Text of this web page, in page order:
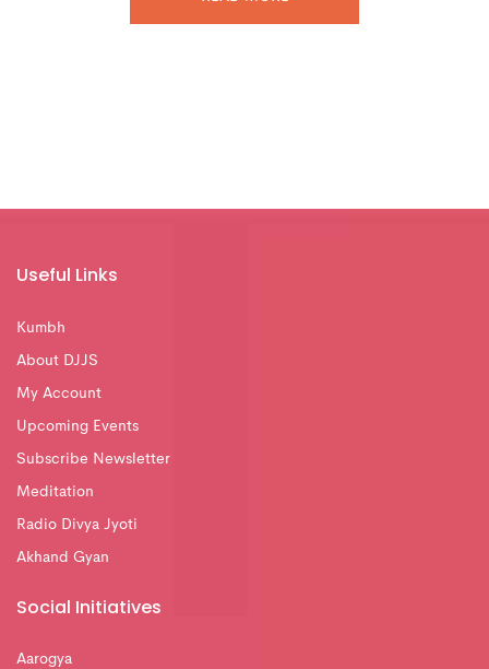
Useful Links
Kumbh
About DJJS
My Account
Upcoming Events
Subscribe Newsletter
Meditation
Radio Divya Jyoti
Akhand Gyan
Social Initiatives
Aarogya